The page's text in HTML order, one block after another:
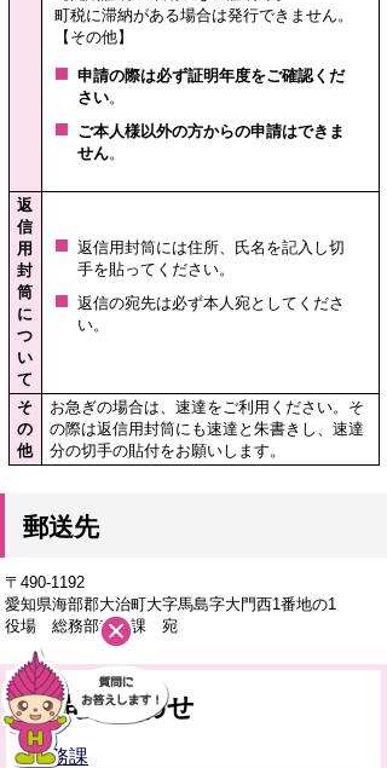
町税に滞納がある場合は発行できません。
【その他】
申請の際は必ず証明年度をご確認くだ
さい。
ご本人様以外の方からの申請はできま
せん。
返
信
用
封
筒
に
つ
い
て
返信用封筒には住所、氏名を記入し切
手を貼ってください。
返信の宛先は必ず本人宛としてくださ
い。
そ
の
他
お急ぎの場合は、速達をご利用ください。そ
の際は返信用封筒にも速達と朱書きし、速達
分の切手の貼付をお願いします。
郵送先
〒490-1192
愛知県海部郡大治町大字馬島字大門西1番地の1
役場 総務部税務課 宛
お問い合わせ
税務課